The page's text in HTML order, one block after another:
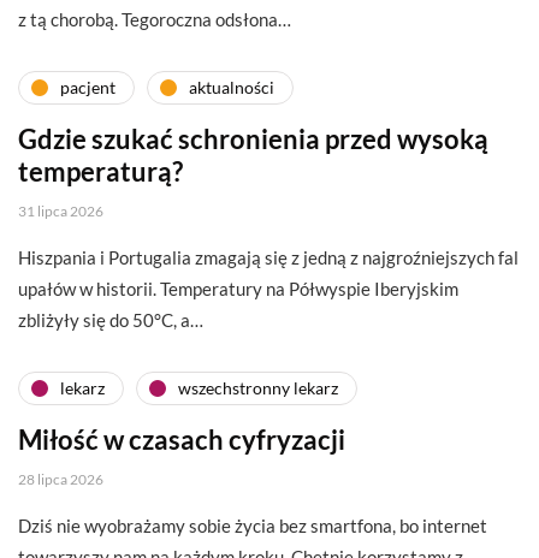
z tą chorobą. Tegoroczna odsłona…
pacjent aktualności
Gdzie szukać schronienia przed wysoką
temperaturą?
31 lipca 2026
Hiszpania i Portugalia zmagają się z jedną z najgroźniejszych fal
upałów w historii. Temperatury na Półwyspie Iberyjskim
zbliżyły się do 50°C, a…
lekarz wszechstronny lekarz
Miłość w czasach cyfryzacji
28 lipca 2026
Dziś nie wyobrażamy sobie życia bez smartfona, bo internet